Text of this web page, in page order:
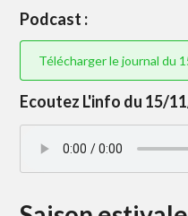
Podcast :
Télécharger le journal du
Ecoutez L'info du 15/